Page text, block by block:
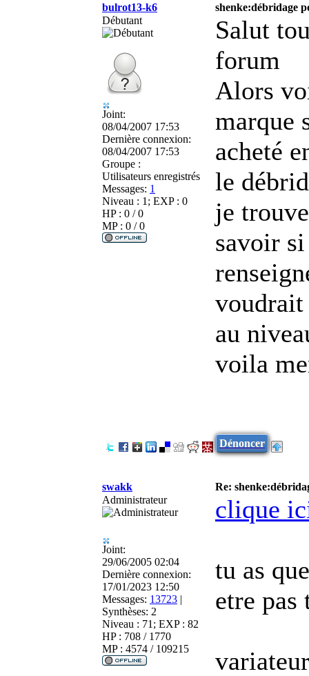
bulrot13-k6
shenke:débridage
Débutant
Joint:
08/04/2007 17:53
Dernière connexion:
08/04/2007 17:53
Groupe :
Utilisateurs enregistrés
Messages: 1
Niveau : 1; EXP : 0
HP : 0 / 0
MP : 0 / 0
Salut
forum
Alors
marque
acheté
le
je
savoir
au
voila
Dénoncer
swakk
Re:
Administrateur
Joint:
29/06/2005 02:04
Dernière connexion:
17/01/2023 12:50
Messages: 13723 |
Synthèses: 2
Niveau : 71; EXP : 82
HP : 708 / 1770
MP : 4574 / 109215
clique
tu as
etre pas